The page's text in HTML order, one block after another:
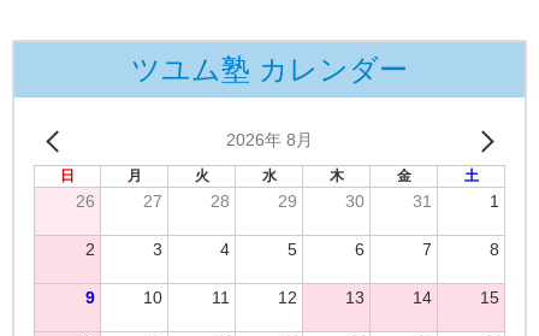
ツユム塾 カレンダー
2026年 8月
日 月 火 水 木 金 土
26 27 28 29 30 31 1
2 3 4 5 6 7 8
9 10 11 12 13 14 15